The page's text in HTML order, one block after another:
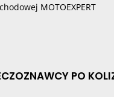
MOTOEXPERT
PO